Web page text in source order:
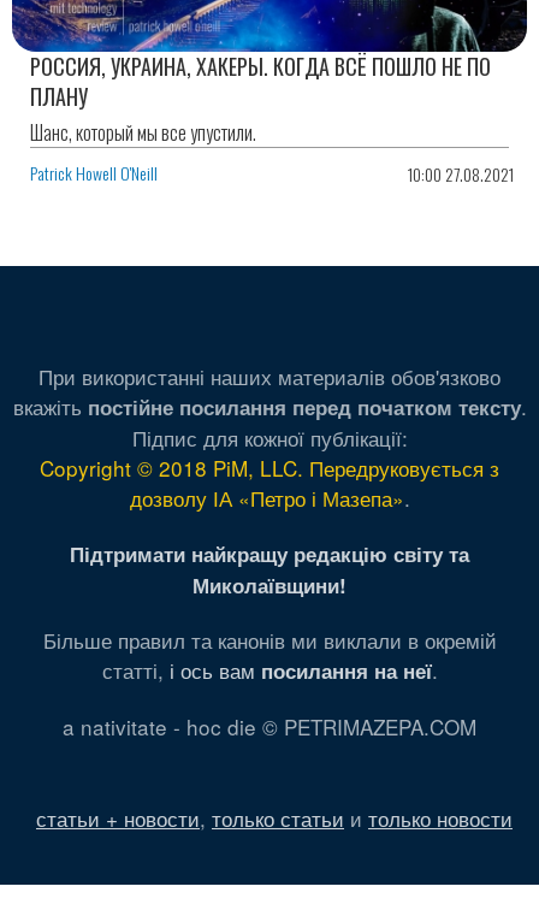
РОССИЯ, УКРАИНА, ХАКЕРЫ. КОГДА ВСЁ ПОШЛО НЕ ПО
ПЛАНУ
Шанс, который мы все упустили.
Patrick Howell O'Neill 10:00 27.08.2021
При використанні наших материалів обов'язково
вкажіть постійне посилання перед початком тексту.
Підпис для кожної публікації:
Copyright © 2018 PiM, LLC. Передруковується з
дозволу ІА «Петро і Мазепа».
Підтримати найкращу редакцію світу та
Миколаївщини!
Більше правил та канонів ми виклали в окремій
статті, і ось вам посилання на неї.
a nativitate - hoc die © PETRIMAZEPA.COM
статьи + новости, только статьи и только новости